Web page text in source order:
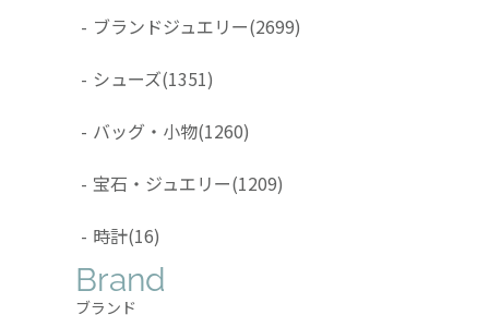
- ブランドジュエリー(2699)
- シューズ(1351)
- バッグ・小物(1260)
- 宝石・ジュエリー(1209)
- 時計(16)
Brand
ブランド